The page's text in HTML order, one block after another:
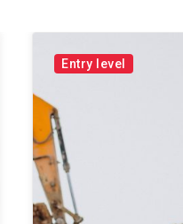
Entry level